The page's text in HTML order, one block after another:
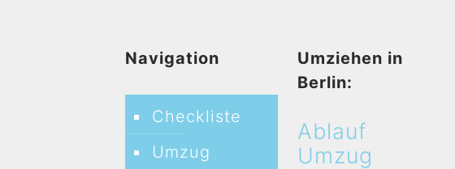
Navigation
Checkliste
Umzug
Umziehen in
Berlin:
Ablauf
Umzug